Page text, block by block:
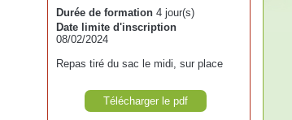
Durée de formation 4 jour(s)
Date limite d'inscription
08/02/2024
Repas tiré du sac le midi, sur place
Télécharger le pdf